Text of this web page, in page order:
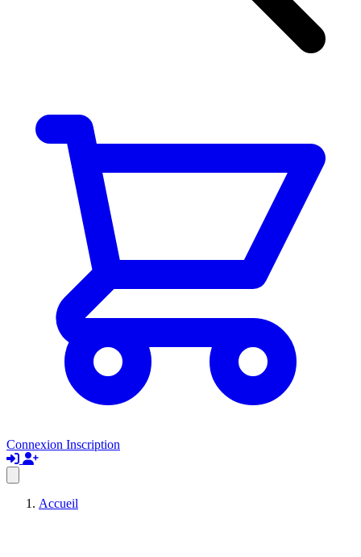
Connexion Inscription
Accueil